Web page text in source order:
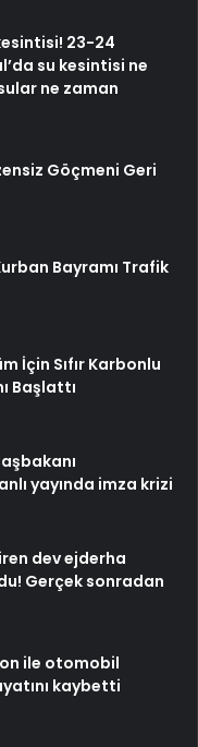
23-24
su kesintisi ne
ne zaman
Göçmeni Geri
Bayramı Trafik
İçin Sıfır Karbonlu
Başlattı
yayında imza krizi
dev ejderha
Gerçek sonradan
ile otomobil
kaybetti